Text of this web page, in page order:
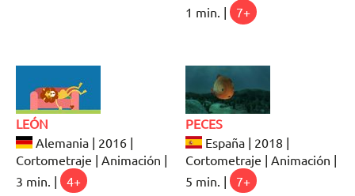
1 min. |
7+
LEÓN
Alemania | 2016 |
Cortometraje | Animación |
3 min. |
4+
PECES
España | 2018 |
Cortometraje | Animación |
5 min. |
7+